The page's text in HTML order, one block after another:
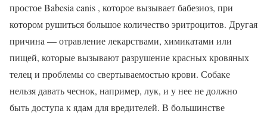
простое Babesia canis , которое вызывает бабезиоз, при
котором рушиться большое количество эритроцитов. Другая
причина — отравление лекарствами, химикатами или
пищей, которые вызывают разрушение красных кровяных
телец и проблемы со свертываемостью крови. Собаке
нельзя давать чеснок, например, лук, и у нее не должно
быть доступа к ядам для вредителей. В большинстве